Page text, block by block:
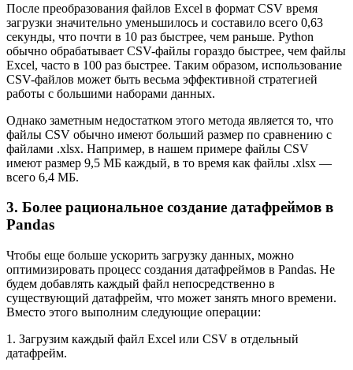
После преобразования файлов Excel в формат CSV время
загрузки значительно уменьшилось и составило всего 0,63
секунды, что почти в 10 раз быстрее, чем раньше. Python
обычно обрабатывает CSV-файлы гораздо быстрее, чем файлы
Excel, часто в 100 раз быстрее. Таким образом, использование
CSV-файлов может быть весьма эффективной стратегией
работы с большими наборами данных.
Однако заметным недостатком этого метода является то, что
файлы CSV обычно имеют больший размер по сравнению с
файлами .xlsx. Например, в нашем примере файлы CSV
имеют размер 9,5 МБ каждый, в то время как файлы .xlsx —
всего 6,4 МБ.
3. Более рациональное создание датафреймов в
Pandas
Чтобы еще больше ускорить загрузку данных, можно
оптимизировать процесс создания датафреймов в Pandas. Не
будем добавлять каждый файл непосредственно в
существующий датафрейм, что может занять много времени.
Вместо этого выполним следующие операции:
1. Загрузим каждый файл Excel или CSV в отдельный
датафрейм.